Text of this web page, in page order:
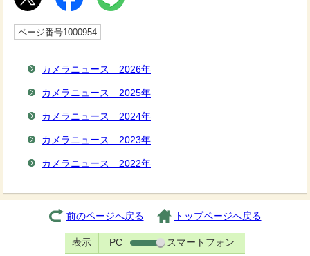
ページ番号1000954
カメラニュース 2026年
カメラニュース 2025年
カメラニュース 2024年
カメラニュース 2023年
カメラニュース 2022年
前のページへ戻る トップページへ戻る
表示 PC スマートフォン